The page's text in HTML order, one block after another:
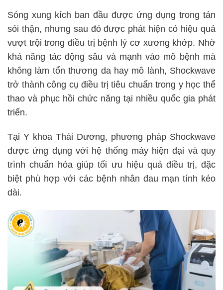
Sóng xung kích ban đầu được ứng dụng trong tán
sỏi thận, nhưng sau đó được phát hiện có hiệu quả
vượt trội trong điều trị bệnh lý cơ xương khớp. Nhờ
khả năng tác động sâu và mạnh vào mô bệnh mà
không làm tổn thương da hay mô lành, Shockwave
trở thành công cụ điều trị tiêu chuẩn trong y học thể
thao và phục hồi chức năng tại nhiều quốc gia phát
triển.
Tại Y khoa Thái Dương, phương pháp Shockwave
được ứng dụng với hệ thống máy hiện đại và quy
trình chuẩn hóa giúp tối ưu hiệu quả điều trị, đặc
biệt phù hợp với các bệnh nhân đau mạn tính kéo
dài.